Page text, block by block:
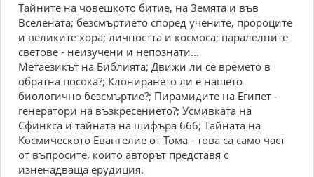
Тайните на човешкото битие, на Земята и във
Вселената; безсмъртието според учените, пророците
и великите хора; личността и космоса; паралелните
светове - неизучени и непознати...
Метаезикът на Библията; Движи ли се времето в
обратна посока?; Клонирането ли е нашето
биологично безсмъртие?; Пирамидите на Египет -
генератори на възкресението?; Усмивката на
Сфинкса и тайната на шифъра 666; Тайната на
Космическото Евангелие от Тома - това са само част
от въпросите, които авторът представя с
изненадваща ерудиция.